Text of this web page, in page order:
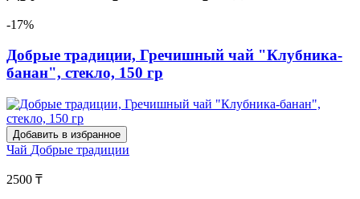
-17%
Добрые традиции, Гречишный чай "Клубника-
банан", стекло, 150 гр
Добавить в избранное
Чай Добрые традиции
2500 ₸